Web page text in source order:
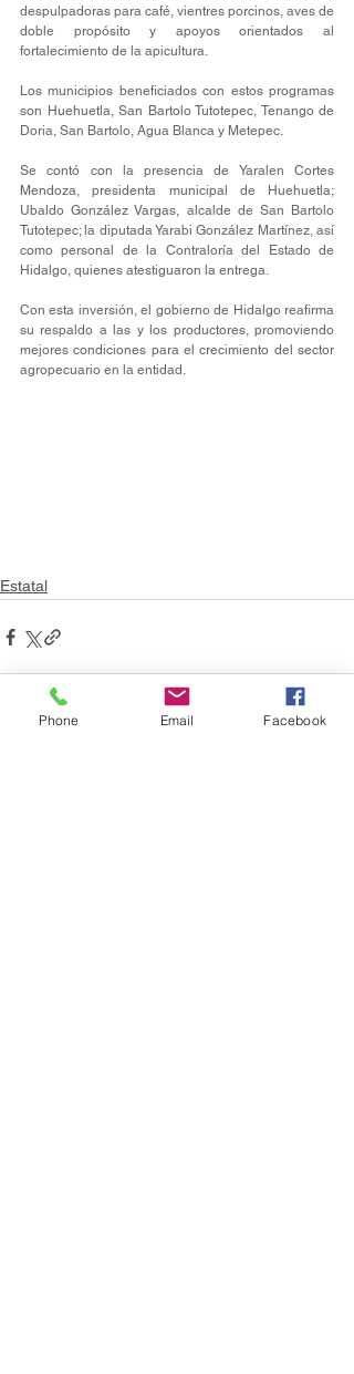
despulpadoras para café, vientres porcinos, aves de
doble propósito y apoyos orientados al
fortalecimiento de la apicultura.
Los municipios beneficiados con estos programas
son Huehuetla, San Bartolo Tutotepec, Tenango de
Doria, San Bartolo, Agua Blanca y Metepec.
Se contó con la presencia de Yaralen Cortes
Mendoza, presidenta municipal de Huehuetla;
Ubaldo González Vargas, alcalde de San Bartolo
Tutotepec; la diputada Yarabi González Martínez, así
como personal de la Contraloría del Estado de
Hidalgo, quienes atestiguaron la entrega.
Con esta inversión, el gobierno de Hidalgo reafirma
su respaldo a las y los productores, promoviendo
mejores condiciones para el crecimiento del sector
agropecuario en la entidad.
Estatal
Phone Email Facebook